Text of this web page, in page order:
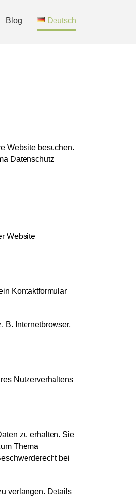
Blog Deutsch
Website besuchen.
Datenschutz
Website
Kontaktformular
B. Internetbrowser,
Nutzerverhaltens
zu erhalten. Sie
Thema
bei
verlangen. Details